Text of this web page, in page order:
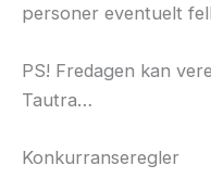
personer eventuelt
PS! Fredagen kan
Tautra…
Konkurranseregler